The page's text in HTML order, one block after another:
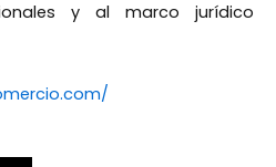
y al marco jurídico